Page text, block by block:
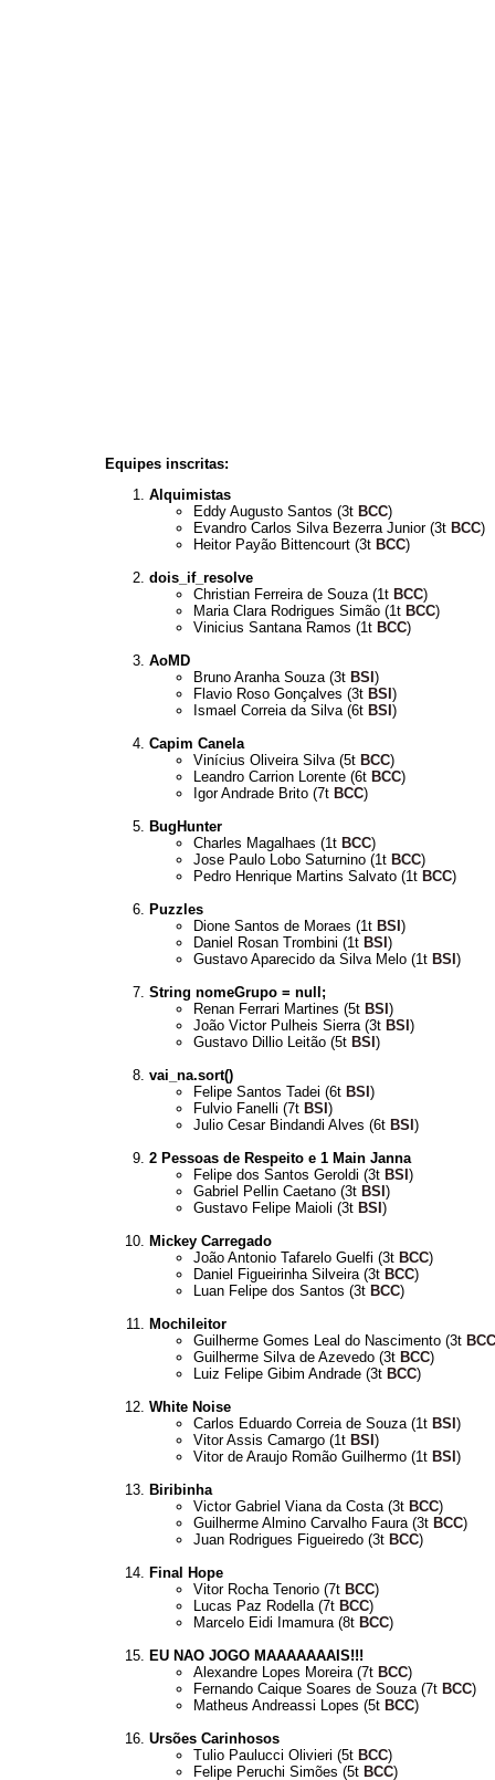
Equipes inscritas:
Alquimistas
Eddy Augusto Santos (3t BCC)
Evandro Carlos Silva Bezerra Junior (3t BCC)
Heitor Payão Bittencourt (3t BCC)
dois_if_resolve
Christian Ferreira de Souza (1t BCC)
Maria Clara Rodrigues Simão (1t BCC)
Vinicius Santana Ramos (1t BCC)
AoMD
Bruno Aranha Souza (3t BSI )
Flavio Roso Gonçalves (3t BSI )
Ismael Correia da Silva (6t BSI )
Capim Canela
Vinícius Oliveira Silva (5t BCC)
Leandro Carrion Lorente (6t BCC)
Igor Andrade Brito (7t BCC)
BugHunter
Charles Magalhaes (1t BCC)
Jose Paulo Lobo Saturnino (1t BCC)
Pedro Henrique Martins Salvato (1t BCC)
Puzzles
Dione Santos de Moraes (1t BSI )
Daniel Rosan Trombini (1t BSI )
Gustavo Aparecido da Silva Melo (1t BSI )
String nomeGrupo = null;
Renan Ferrari Martines (5t BSI )
João Victor Pulheis Sierra (3t BSI )
Gustavo Dillio Leitão (5t BSI )
vai_na.sort()
Felipe Santos Tadei (6t BSI )
Fulvio Fanelli (7t BSI )
Julio Cesar Bindandi Alves (6t BSI )
2 Pessoas de Respeito e 1 Main Janna
Felipe dos Santos Geroldi (3t BSI )
Gabriel Pellin Caetano (3t BSI )
Gustavo Felipe Maioli (3t BSI )
Mickey Carregado
João Antonio Tafarelo Guelfi (3t BCC)
Daniel Figueirinha Silveira (3t BCC)
Luan Felipe dos Santos (3t BCC)
Mochileitor
Guilherme Gomes Leal do Nascimento (3t BCC
Guilherme Silva de Azevedo (3t BCC)
Luiz Felipe Gibim Andrade (3t BCC)
White Noise
Carlos Eduardo Correia de Souza (1t BSI )
Vitor Assis Camargo (1t BSI )
Vitor de Araujo Romão Guilhermo (1t BSI )
Biribinha
Victor Gabriel Viana da Costa (3t BCC)
Guilherme Almino Carvalho Faura (3t BCC)
Juan Rodrigues Figueiredo (3t BCC)
Final Hope
Vitor Rocha Tenorio (7t BCC)
Lucas Paz Rodella (7t BCC)
Marcelo Eidi Imamura (8t BCC)
EU NAO JOGO MAAAAAAAIS!!!
Alexandre Lopes Moreira (7t BCC)
Fernando Caique Soares de Souza (7t BCC)
Matheus Andreassi Lopes (5t BCC)
Ursões Carinhosos
Tulio Paulucci Olivieri (5t BCC)
Felipe Peruchi Simões (5t BCC)